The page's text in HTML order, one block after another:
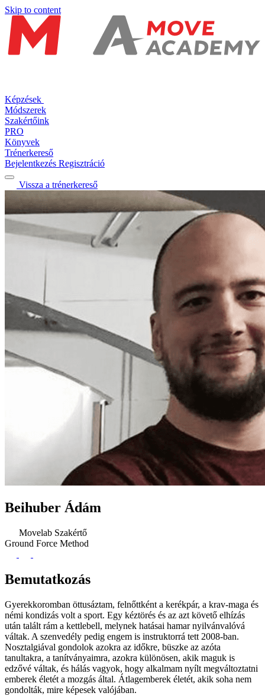
Skip to content
Képzések
Módszerek
Szakértőink
PRO
Könyvek
Trénerkereső
Bejelentkezés Regisztráció
Vissza a trénerkereső
Beihuber Ádám
Movelab Szakértő
Ground Force Method
Bemutatkozás
Gyerekkoromban öttusáztam, felnőttként a kerékpár, a krav-maga és
némi kondizás volt a sport. Egy kéztörés és az azt követő elhízás
után talált rám a kettlebell, melynek hatásai hamar nyilvánvalóvá
váltak. A szenvedély pedig engem is instruktorrá tett 2008-ban.
Nosztalgiával gondolok azokra az időkre, büszke az azóta
tanultakra, a tanítványaimra, azokra különösen, akik maguk is
edzővé váltak, és hálás vagyok, hogy alkalmam nyílt megváltoztatni
emberek életét a mozgás által. Átlagemberek életét, akik soha nem
gondolták, mire képesek valójában.